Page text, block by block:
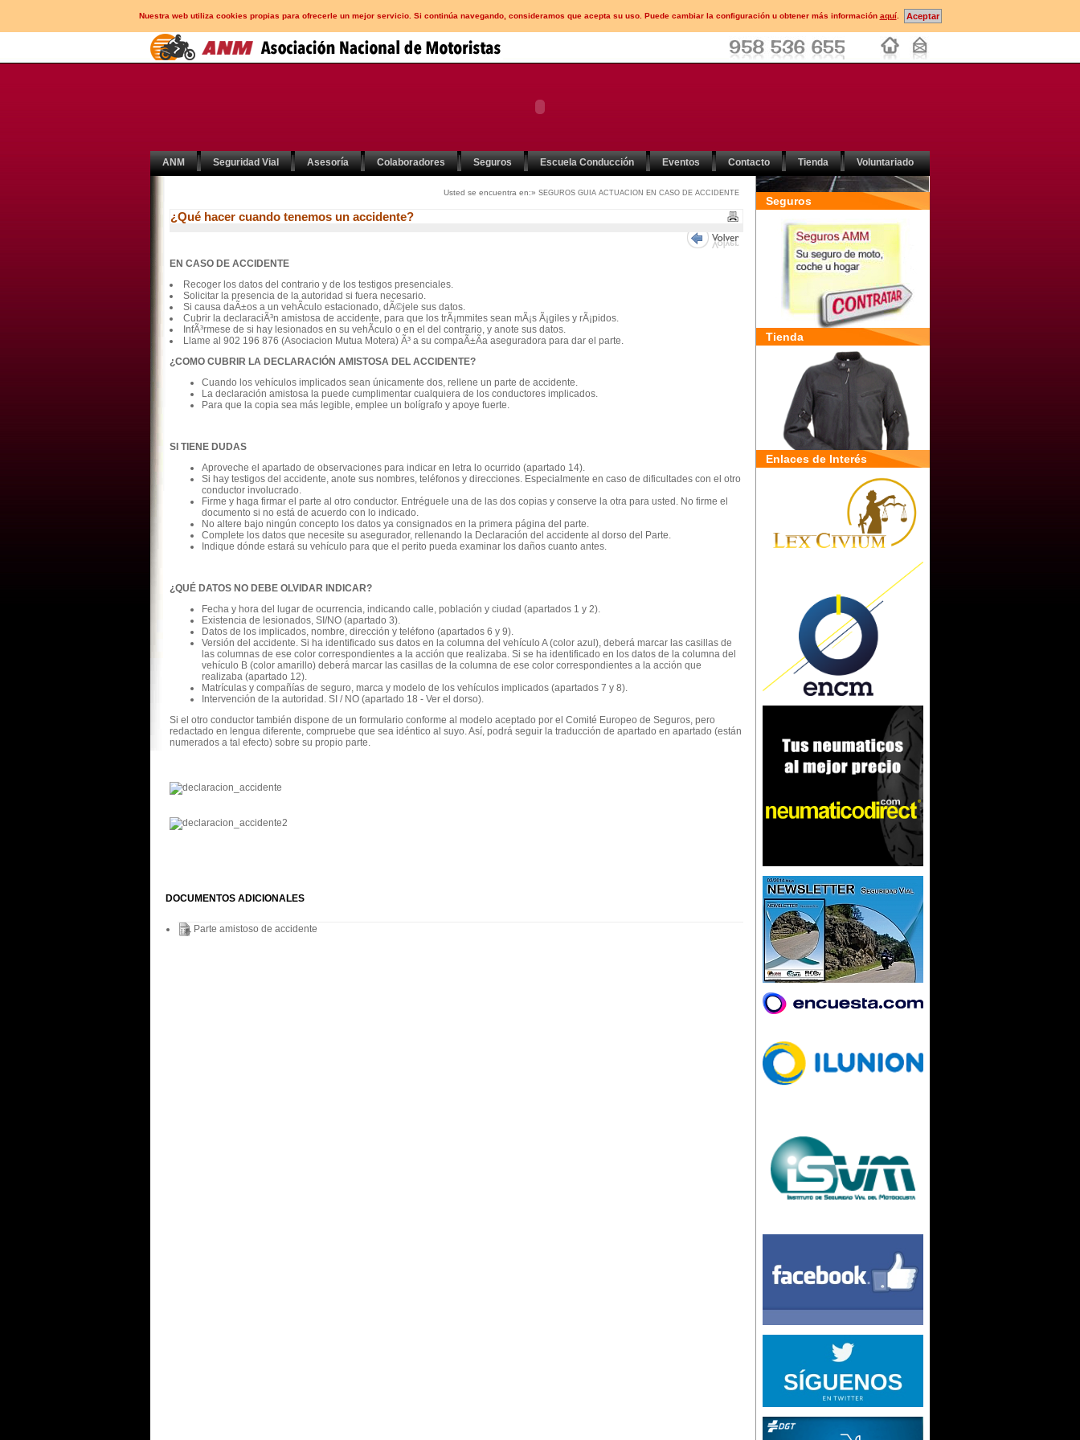
Nuestra web utiliza cookies propias para ofrecerle un mejor servicio. Si continúa navegando, consideramos que acepta su uso. Puede cambiar la configuración u obtener más información aquí.
ANM Seguridad Vial Asesoría Colaboradores Seguros Escuela Conducción Eventos Contacto Tienda Voluntariado
Usted se encuentra en:» SEGUROS GUIA ACTUACION EN CASO DE ACCIDENTE
¿Qué hacer cuando tenemos un accidente?
EN CASO DE ACCIDENTE
Recoger los datos del contrario y de los testigos presenciales.
Solicitar la presencia de la autoridad si fuera necesario.
Si causa daÃ±os a un vehÃ­culo estacionado, dÃ©jele sus datos.
Cubrir la declaraciÃ³n amistosa de accidente, para que los trÃ¡mmites sean mÃ¡s Ã¡giles y rÃ¡pidos.
InfÃ³rmese de si hay lesionados en su vehÃ­culo o en el del contrario, y anote sus datos.
Llame al 902 196 876 (Asociacion Mutua Motera) Ã³ a su compaÃ±Ã­a aseguradora para dar el parte.
¿COMO CUBRIR LA DECLARACIÓN AMISTOSA DEL ACCIDENTE?
Cuando los vehículos implicados sean únicamente dos, rellene un parte de accidente.
La declaración amistosa la puede cumplimentar cualquiera de los conductores implicados.
Para que la copia sea más legible, emplee un bolígrafo y apoye fuerte.
SI TIENE DUDAS
Aproveche el apartado de observaciones para indicar en letra lo ocurrido (apartado 14).
Si hay testigos del accidente, anote sus nombres, teléfonos y direcciones. Especialmente en caso de dificultades con el otro
conductor involucrado.
Firme y haga firmar el parte al otro conductor. Entréguele una de las dos copias y conserve la otra para usted. No firme el
documento si no está de acuerdo con lo indicado.
No altere bajo ningún concepto los datos ya consignados en la primera página del parte.
Complete los datos que necesite su asegurador, rellenando la Declaración del accidente al dorso del Parte.
Indique dónde estará su vehículo para que el perito pueda examinar los daños cuanto antes.
¿QUÉ DATOS NO DEBE OLVIDAR INDICAR?
Fecha y hora del lugar de ocurrencia, indicando calle, población y ciudad (apartados 1 y 2).
Existencia de lesionados, SI/NO (apartado 3).
Datos de los implicados, nombre, dirección y teléfono (apartados 6 y 9).
Versión del accidente. Si ha identificado sus datos en la columna del vehículo A (color azul), deberá marcar las casillas de
las columnas de ese color correspondientes a la acción que realizaba. Si se ha identificado en los datos de la columna del
vehículo B (color amarillo) deberá marcar las casillas de la columna de ese color correspondientes a la acción que
realizaba (apartado 12).
Matrículas y compañías de seguro, marca y modelo de los vehículos implicados (apartados 7 y 8).
Intervención de la autoridad. SI / NO (apartado 18 - Ver el dorso).
Si el otro conductor también dispone de un formulario conforme al modelo aceptado por el Comité Europeo de Seguros, pero
redactado en lengua diferente, compruebe que sea idéntico al suyo. Así, podrá seguir la traducción de apartado en apartado (están
numerados a tal efecto) sobre su propio parte.
DOCUMENTOS ADICIONALES
Parte amistoso de accidente
Seguros
Tienda
Enlaces de Interés